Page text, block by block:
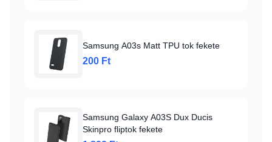
Samsung A03s Matt TPU tok fekete
200 Ft
Samsung Galaxy A03S Dux Ducis
Skinpro fliptok fekete